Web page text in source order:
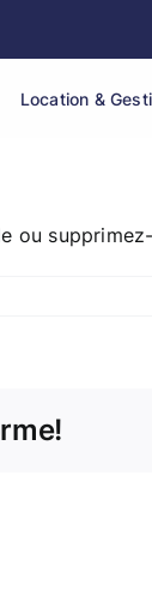
Location &
ou